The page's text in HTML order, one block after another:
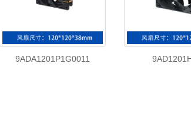
9ADA1201P1G0011